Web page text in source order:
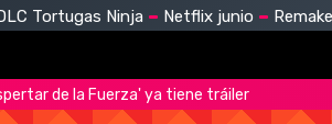
Tortugas Ninja Netflix junio
de la Fuerza' ya tiene tráiler